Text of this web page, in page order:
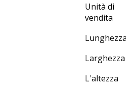
Unità di
vendita
Lunghezza
Larghezza
L'altezza